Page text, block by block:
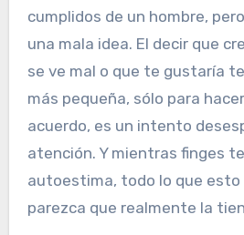
cumplidos de un hombre,
una mala idea. El decir que
se ve mal o que te gustaría
más pequeña, sólo para
acuerdo, es un intento
atención. Y mientras finges
autoestima, todo lo que esto
parezca que realmente la